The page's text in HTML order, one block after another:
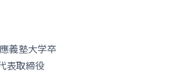
義塾大学卒
表取締役